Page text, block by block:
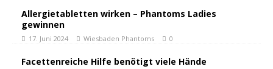
Allergietabletten wirken – Phantoms Ladies
gewinnen
17. Juni 2024 Wiesbaden Phantoms 0
Facettenreiche Hilfe benötigt viele Hände